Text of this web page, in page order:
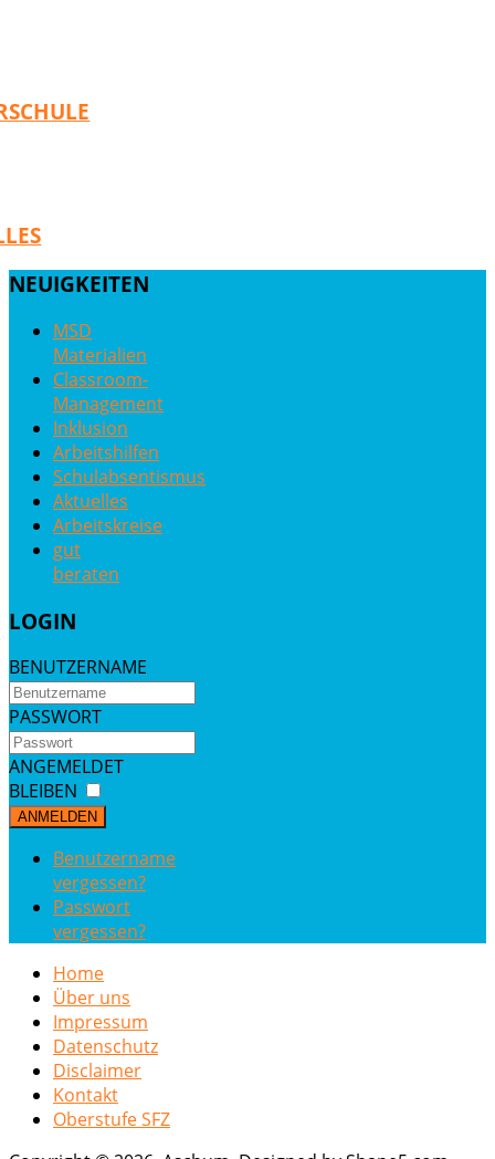
NEUIGKEITEN
MSD
Materialien
Classroom-
Management
Inklusion
Arbeitshilfen
Schulabsentismus
Aktuelles
Arbeitskreise
gut
beraten
LOGIN
BENUTZERNAME
PASSWORT
ANGEMELDET
BLEIBEN
ANMELDEN
Benutzername
vergessen?
Passwort
vergessen?
Home
Über uns
Impressum
Datenschutz
Disclaimer
Kontakt
Oberstufe SFZ